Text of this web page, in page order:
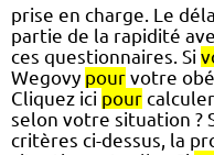
prise en charge. Le
partie de la rapidité
ces questionnaires. Si
Wegovy pour votre
Cliquez ici pour
selon votre situation ?
critères ci-dessus, la